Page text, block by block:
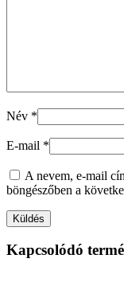
Név *
E-mail *
A nevem, e-mail
böngészőben a
Kapcsolódó